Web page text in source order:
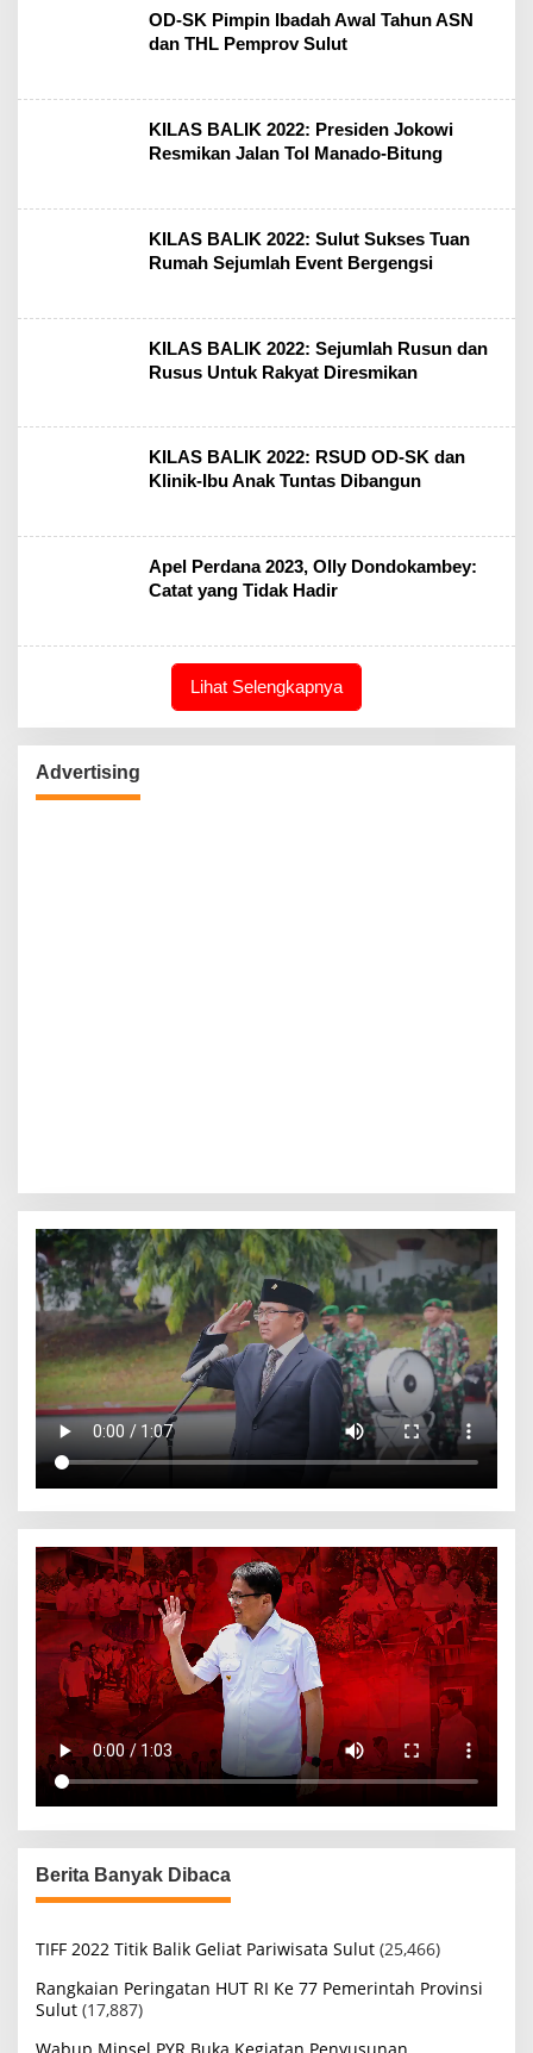
OD-SK Pimpin Ibadah Awal Tahun ASN
dan THL Pemprov Sulut
KILAS BALIK 2022: Presiden Jokowi
Resmikan Jalan Tol Manado-Bitung
KILAS BALIK 2022: Sulut Sukses Tuan
Rumah Sejumlah Event Bergengsi
KILAS BALIK 2022: Sejumlah Rusun dan
Rusus Untuk Rakyat Diresmikan
KILAS BALIK 2022: RSUD OD-SK dan
Klinik-Ibu Anak Tuntas Dibangun
Apel Perdana 2023, Olly Dondokambey:
Catat yang Tidak Hadir
Lihat Selengkapnya
Advertising
Berita Banyak Dibaca
TIFF 2022 Titik Balik Geliat Pariwisata Sulut (25,466)
Rangkaian Peringatan HUT RI Ke 77 Pemerintah Provinsi
Sulut (17,887)
Wabup Minsel PYR Buka Kegiatan Penyusunan